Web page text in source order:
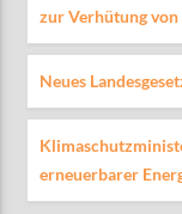
zur Verhütung
Neues
erneuerbarer